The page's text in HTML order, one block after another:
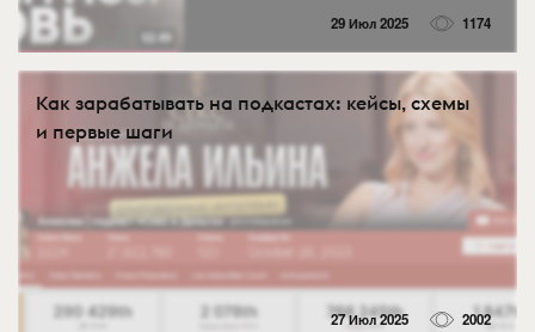
29 Июл 2025 1174
Как зарабатывать на подкастах: кейсы, схемы
и первые шаги
27 Июл 2025 2002